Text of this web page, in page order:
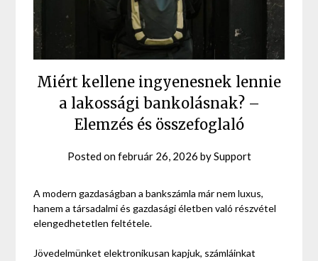
Miért kellene ingyenesnek lennie
a lakossági bankolásnak? –
Elemzés és összefoglaló
Posted onfebruár 26, 2026 bySupport
A modern gazdaságban a bankszámla már nem luxus,
hanem a társadalmi és gazdasági életben való részvétel
elengedhetetlen feltétele.
Jövedelmünket elektronikusan kapjuk, számláinkat